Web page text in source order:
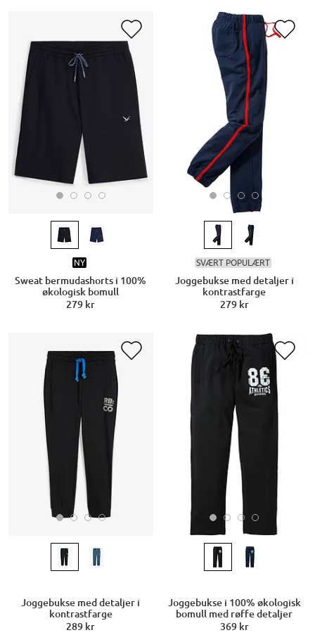
NY
Sweat bermudashorts i 100%
økologisk bomull
279 kr
SVÆRT POPULÆRT
Joggebukse med detaljer i
kontrastfarge
279 kr
Joggebukse med detaljer i
kontrastfarge
289 kr
Joggebukse i 100% økologisk
bomull med røffe detaljer
369 kr